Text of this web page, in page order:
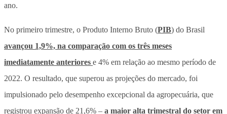
ano.
No primeiro trimestre, o Produto Interno Bruto (PIB) do Brasil
avançou 1,9%, na comparação com os três meses
imediatamente anteriores e 4% em relação ao mesmo período de
2022. O resultado, que superou as projeções do mercado, foi
impulsionado pelo desempenho excepcional da agropecuária, que
registrou expansão de 21,6% – a maior alta trimestral do setor em